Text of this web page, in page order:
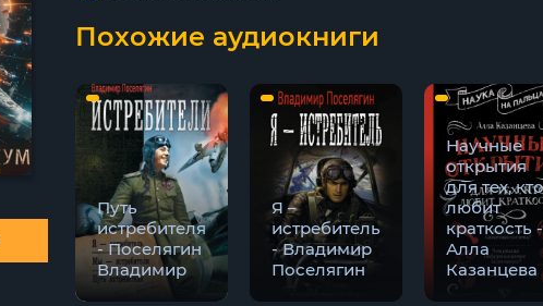
Глава 11
Глава 12
Похожие аудиокниги
Путь
истребителя
- Поселягин
Владимир
Я –
истребитель
- Владимир
Поселягин
Научные
открытия
для тех, кто
любит
краткость -
Алла
Казанцева